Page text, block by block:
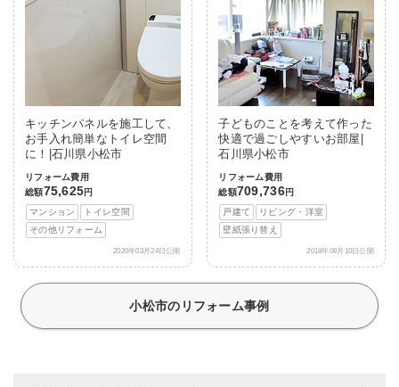
キッチンパネルを施工して、
お手入れ簡単なトイレ空間
に！|石川県小松市
リフォーム費用
総額75,625円
マンション
トイレ空間
その他リフォーム
2020年03月24日公開
子どものことを考えて作った
快適で過ごしやすいお部屋|
石川県小松市
リフォーム費用
総額709,736円
戸建て
リビング・洋室
壁紙張り替え
2018年08月10日公開
小松市のリフォーム事例